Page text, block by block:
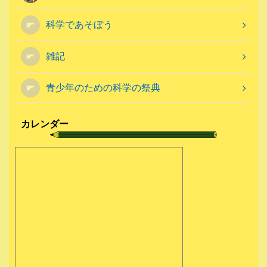
科学であそぼう
雑記
青少年のための科学の祭典
カレンダー